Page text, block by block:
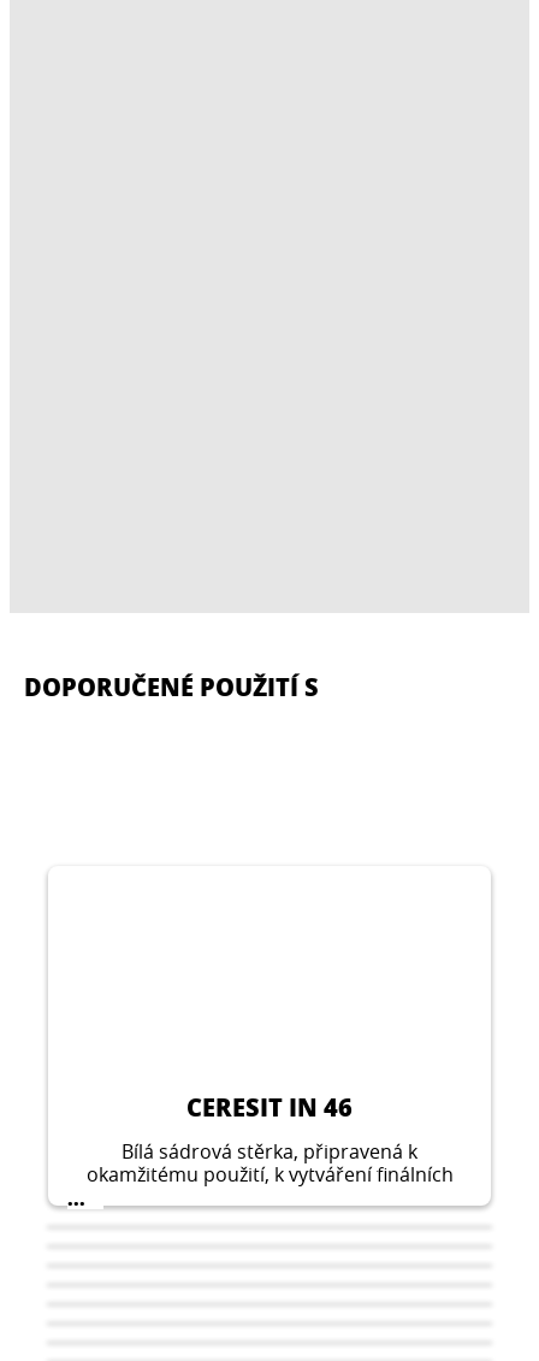
DOPORUČENÉ POUŽITÍ S
CERESIT IN 46
Bílá sádrová stěrka, připravená k
okamžitému použití, k vytváření finálních
tapetováním.
...